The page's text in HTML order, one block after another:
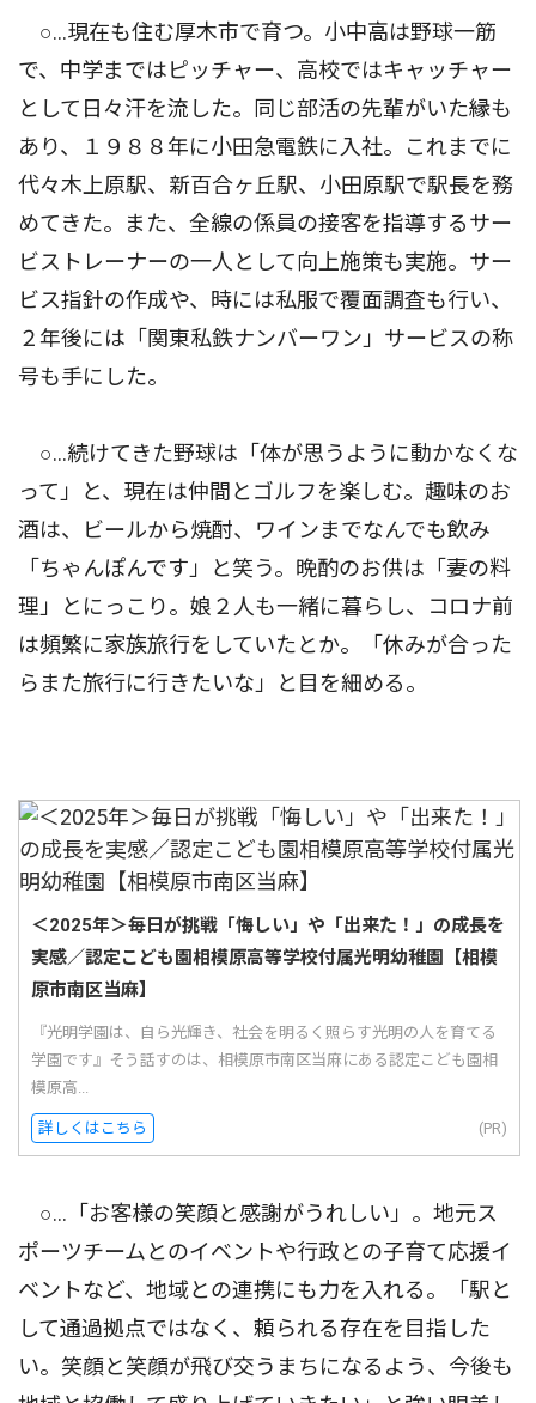
○…現在も住む厚木市で育つ。小中高は野球一筋
で、中学まではピッチャー、高校ではキャッチャー
として日々汗を流した。同じ部活の先輩がいた縁も
あり、１９８８年に小田急電鉄に入社。これまでに
代々木上原駅、新百合ヶ丘駅、小田原駅で駅長を務
めてきた。また、全線の係員の接客を指導するサー
ビストレーナーの一人として向上施策も実施。サー
ビス指針の作成や、時には私服で覆面調査も行い、
２年後には「関東私鉄ナンバーワン」サービスの称
号も手にした。
○…続けてきた野球は「体が思うように動かなくな
って」と、現在は仲間とゴルフを楽しむ。趣味のお
酒は、ビールから焼酎、ワインまでなんでも飲み
「ちゃんぽんです」と笑う。晩酌のお供は「妻の料
理」とにっこり。娘２人も一緒に暮らし、コロナ前
は頻繁に家族旅行をしていたとか。「休みが合った
らまた旅行に行きたいな」と目を細める。
＜2025年＞毎日が挑戦「悔しい」や「出来た！」の成長を
実感／認定こども園相模原高等学校付属光明幼稚園【相模
原市南区当麻】
『光明学園は、自ら光輝き、社会を明るく照らす光明の人を育てる
学園です』そう話すのは、相模原市南区当麻にある認定こども園相
模原高...
詳しくはこちら (PR)
○…「お客様の笑顔と感謝がうれしい」。地元ス
ポーツチームとのイベントや行政との子育て応援イ
ベントなど、地域との連携にも力を入れる。「駅と
して通過拠点ではなく、頼られる存在を目指した
い。笑顔と笑顔が飛び交うまちになるよう、今後も